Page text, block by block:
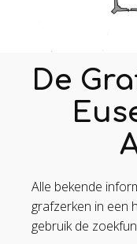
De
Alle bekende
grafzerken in een
gebruik de